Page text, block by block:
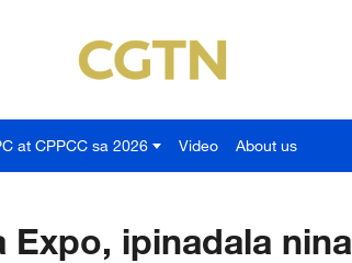
at CPPCC sa 2026 Video About us
Expo, ipinadala nina